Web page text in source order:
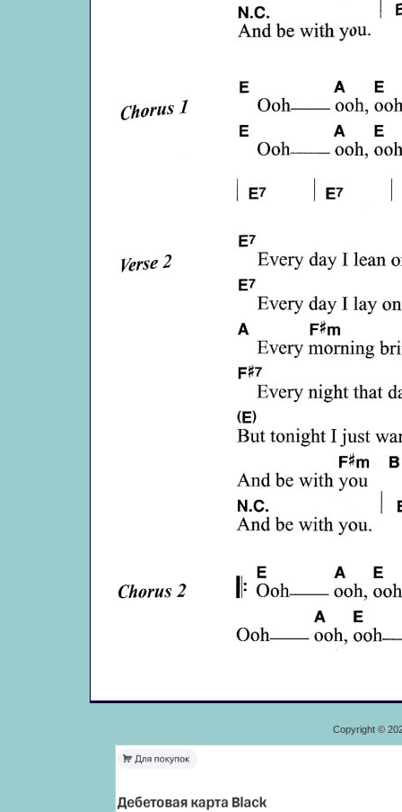
Copyright ©